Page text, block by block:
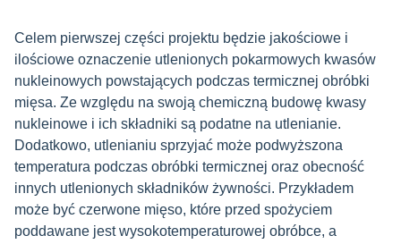
Celem pierwszej części projektu będzie jakościowe i
ilościowe oznaczenie utlenionych pokarmowych kwasów
nukleinowych powstających podczas termicznej obróbki
mięsa. Ze względu na swoją chemiczną budowę kwasy
nukleinowe i ich składniki są podatne na utlenianie.
Dodatkowo, utlenianiu sprzyjać może podwyższona
temperatura podczas obróbki termicznej oraz obecność
innych utlenionych składników żywności. Przykładem
może być czerwone mięso, które przed spożyciem
poddawane jest wysokotemperaturowej obróbce, a